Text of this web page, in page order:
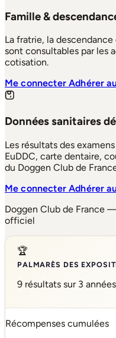
Famille &
La fratrie, la
sont consultables par les
cotisation.
Me connecterAdhérer
Données sanitaires
Les résultats des
EuDDC, carte dentaire,
du Doggen Club de
Me connecterAdhérer
Doggen Club de France
officiel
🏆
PALMARÈS DES
9 résultats sur 3 années
Récompenses cumulées